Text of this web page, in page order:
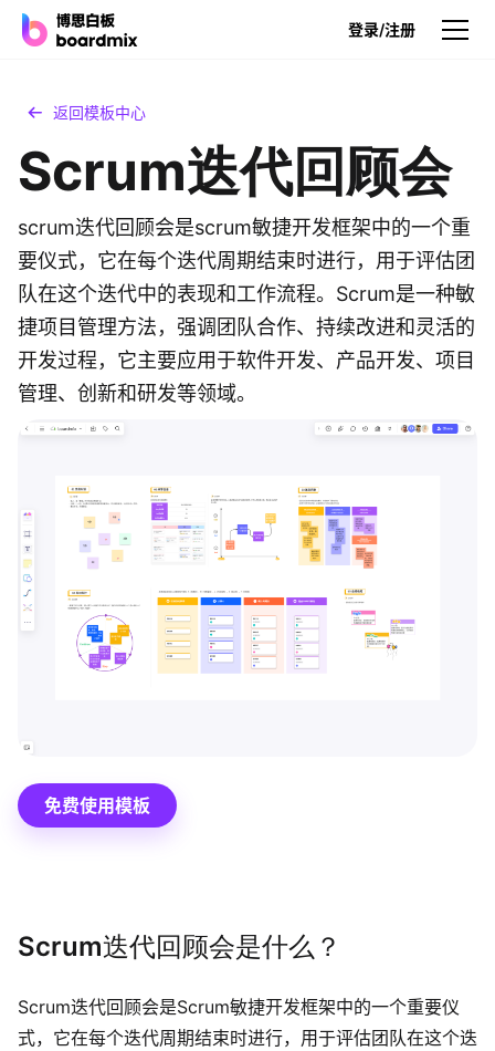
登录/注册
无限画布，AI加持，实时协作
博思白板SDK
在您的网站或应用集成白板
博思AI
一键生成，您的Al超级智能体
博思白板离线版
博思设计
一体化产品设计工具
AI生成PPT，支持在线编辑
资源与下载
解决方案
返回模板中心
Scrum迭代回顾会
scrum迭代回顾会是scrum敏捷开发框架中的一个重
要仪式，它在每个迭代周期结束时进行，用于评估团
队在这个迭代中的表现和工作流程。Scrum是一种敏
捷项目管理方法，强调团队合作、持续改进和灵活的
开发过程，它主要应用于软件开发、产品开发、项目
管理、创新和研发等领域。
免费使用模板
Scrum迭代回顾会是什么？
Scrum迭代回顾会是Scrum敏捷开发框架中的一个重要仪
式，它在每个迭代周期结束时进行，用于评估团队在这个迭